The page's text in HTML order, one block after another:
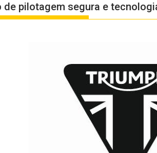
de pilotagem segura e